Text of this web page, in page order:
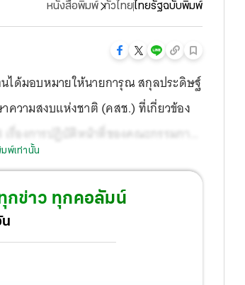
หนังสือพิมพ์ ทั่วไทยไทยรัฐฉบับพิมพ์
ได้มอบหมายให้นายการุณ สกุลประดิษฐ์
ความสงบแห่งชาติ (คสช.) ที่เกี่ยวข้อง
องการปฏิบัติหน้าที่ของคณะกรรมการ
ลากรทางการศึกษา (สกสค.) และ
การบริหารงานบุคคลของข้าราชการ
รศึกษาในภูมิภาคของ ศธ. เพื่อเสนอ
ส่วนใดนั้น รัฐบาลโดยนายวิษณุ เครืองาม
พ์เท่านั้น
กข่าว ทุกคอลัมน์